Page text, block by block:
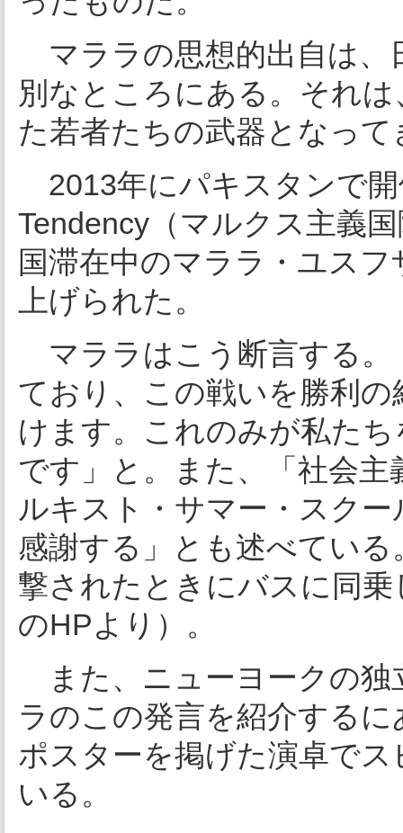
マララの思想的出自は、
別なところにある。それ
た若者たちの武器となって
2013年にパキスタンで
Tendency（マルクス主義
国滞在中のマララ・ユス
上げられた。
マララはこう断言する。
ており、この戦いを勝利
けます。これのみが私た
です」と。また、「社会
ルキスト・サマー・スク
感謝する」とも述べてい
撃されたときにバスに同
のHPより）。
また、ニューヨークの独
ラのこの発言を紹介する
ポスターを掲げた演卓で
いる。